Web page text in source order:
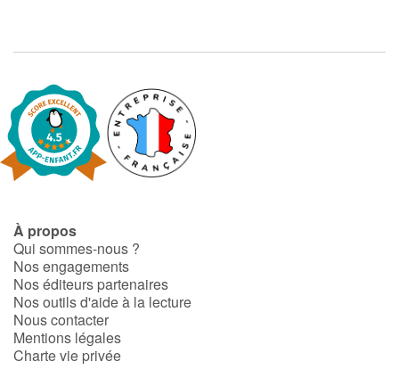
À propos
Qui sommes-nous ?
Nos engagements
Nos éditeurs partenaires
Nos outils d'aide à la lecture
Nous contacter
Mentions légales
Charte vie privée